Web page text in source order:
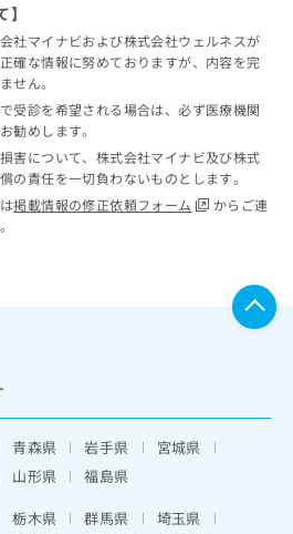
社マイナビおよび株式会社ウェルネスが
確な情報に努めておりますが、内容を完
せん。
受診を希望される場合は、必ず医療機関
勧めします。
害について、株式会社マイナビ及び株式
の責任を一切負わないものとします。
掲載情報の修正依頼フォーム
からご連
青森県 岩手県
宮城県
山形県
福島県
栃木県 群馬県
埼玉県